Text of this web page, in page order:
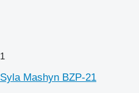
1
Syla Mashyn BZP-21